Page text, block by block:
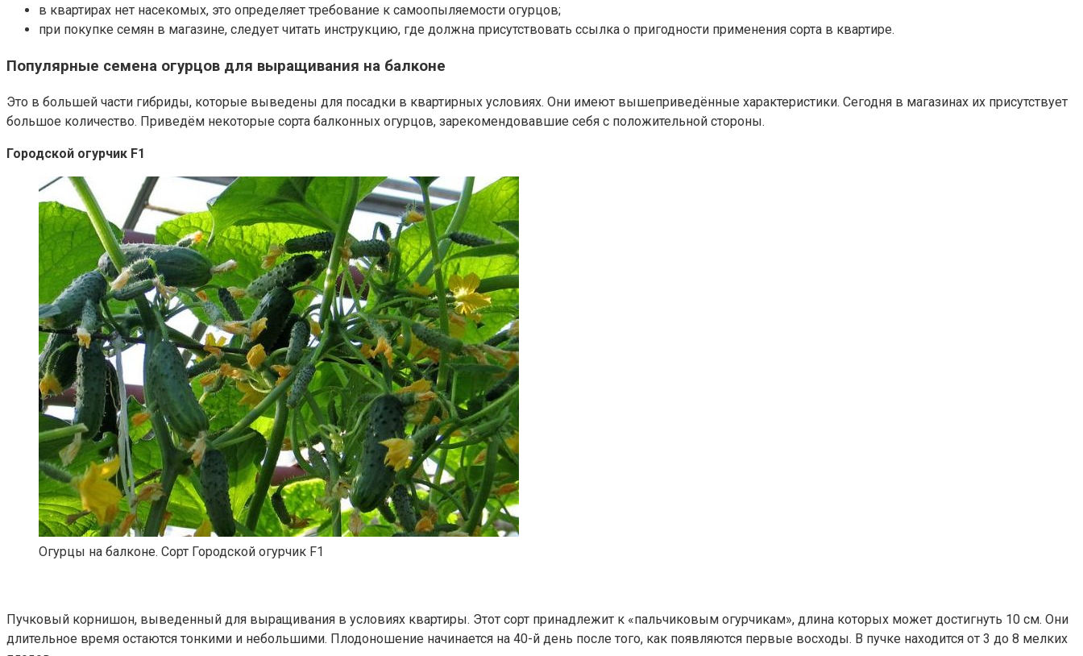
в квартирах нет насекомых, это определяет требование к самоопыляемости огурцов;
при покупке семян в магазине, следует читать инструкцию, где должна присутствовать ссылка о пригодности применения сорта в квартире.
Популярные семена огурцов для выращивания на балконе
Это в большей части гибриды, которые выведены для посадки в квартирных условиях. Они имеют вышеприведённые характеристики. Сегодня в магазинах их присутствует
большое количество. Приведём некоторые сорта балконных огурцов, зарекомендовавшие себя с положительной стороны.
Городской огурчик F1
Огурцы на балконе. Сорт Городской огурчик F1
Пучковый корнишон, выведенный для выращивания в условиях квартиры. Этот сорт принадлежит к «пальчиковым огурчикам», длина которых может достигнуть 10 см. Они
длительное время остаются тонкими и небольшими. Плодоношение начинается на 40-й день после того, как появляются первые восходы. В пучке находится от 3 до 8 мелких